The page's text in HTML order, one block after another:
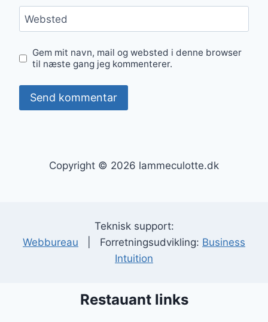
Websted
Gem mit navn, mail og websted i denne browser
til næste gang jeg kommenterer.
Copyright © 2026 lammeculotte.dk
Teknisk support:
Webbureau | Forretningsudvikling: Business
Intuition
Restauant links